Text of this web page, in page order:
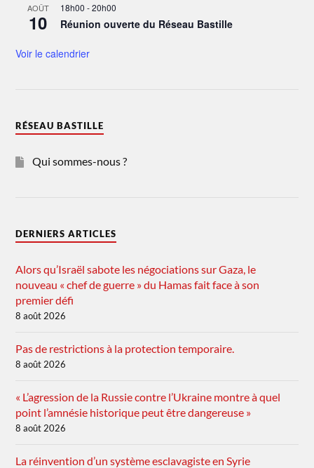
AOÛT
10
18h00 -20h00
Réunion ouverte du Réseau Bastille
Voir le calendrier
RÉSEAU BASTILLE
Qui sommes-nous ?
DERNIERS ARTICLES
Alors qu’Israël sabote les négociations sur Gaza, le
nouveau « chef de guerre » du Hamas fait face à son
premier défi
8 août 2026
Pas de restrictions à la protection temporaire.
8 août 2026
« L’agression de la Russie contre l’Ukraine montre à quel
point l’amnésie historique peut être dangereuse »
8 août 2026
La réinvention d’un système esclavagiste en Syrie